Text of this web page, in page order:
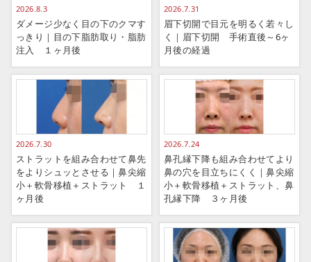
2026.8.3
ダメージ少なく目の下のクマす
っきり｜目の下脂肪取り・脂肪
注入 １ヶ月後
2026.7.31
眉下切開で目元を明るく若々し
く｜眉下切開 手術直後～6ヶ
月後の経過
2026.7.30
ストラットを組み合わせて鼻先
をよりシュッとさせる｜鼻尖縮
小＋軟骨移植＋ストラット １
ヶ月後
2026.7.24
鼻孔縁下降も組み合わせてより
鼻の穴を目立ちにくく｜鼻尖縮
小＋軟骨移植＋ストラット、鼻
孔縁下降 ３ヶ月後